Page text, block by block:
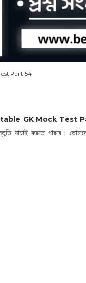
Part-54
GK Mock Test
যাচাই করতে পারবে।